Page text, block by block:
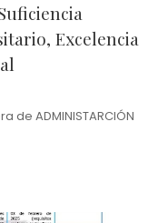
Excelencia
de ADMINISTARCIÓN